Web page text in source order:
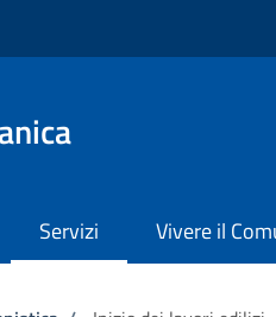
Servizi Vivere il